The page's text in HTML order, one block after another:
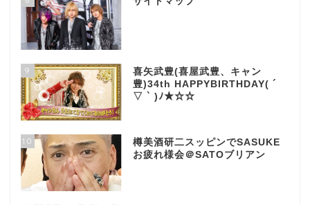
9
喜矢武豊(喜屋武豊、キャン
豊)34th HAPPYBIRTHDAY( ´
▽ ` )ﾉ★☆☆
10
樽美酒研二スッピンでSASUKE
お疲れ様会＠SATOブリアン